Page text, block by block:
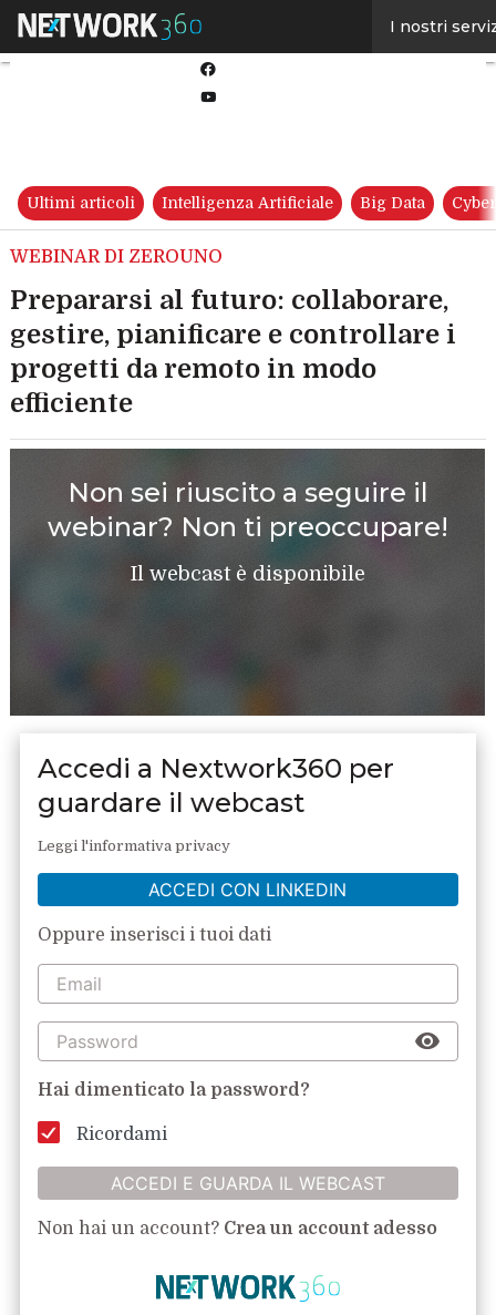
I nostri
Ultimi articoli Intelligenza Artificiale Big Data
WEBINAR DI ZEROUNO
Prepararsi al futuro: collaborare,
gestire, pianificare e controllare i
progetti da remoto in modo
efficiente
Non sei riuscito a seguire il
webinar? Non ti preoccupare!
Il webcast è disponibile
Accedi a Nextwork360 per
guardare il webcast
Leggi l'informativa privacy
ACCEDI CON LINKEDIN
Oppure inserisci i tuoi dati
Hai dimenticato la password?
Ricordami
ACCEDI E GUARDA IL WEBCAST
Non hai un account? Crea un account adesso